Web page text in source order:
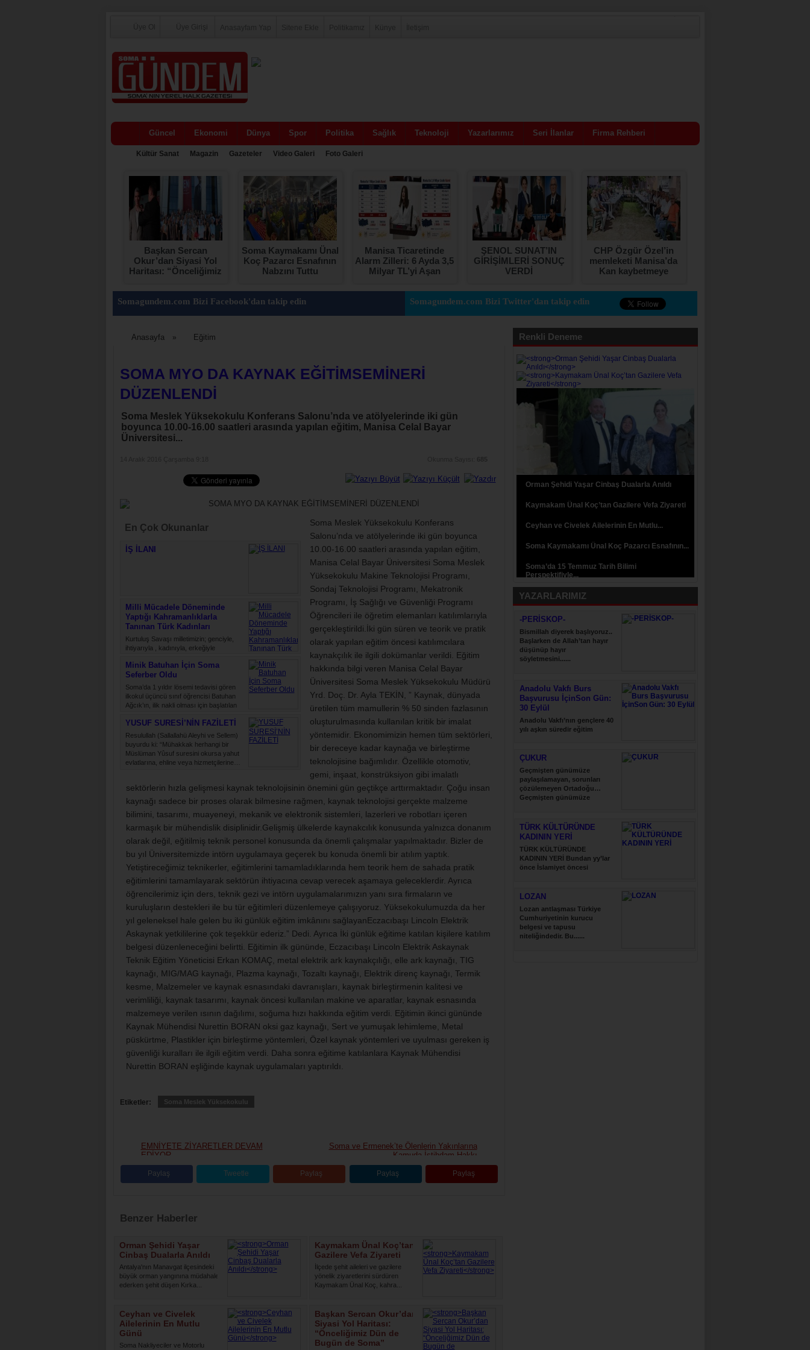
Güncel Ekonomi Dünya Spor Politika Sağlık Teknoloji Yazarlarımız Seri İlanlar Firma Rehberi
Kültür Sanat Magazin Gazeteler Video Galeri Foto Galeri
Başkan Sercan
Okur’dan Siyasi Yol
Haritası: “Önceliğimiz
Soma”
Soma Kaymakamı Ünal
Koç Pazarcı Esnafının
Nabzını Tuttu
Manisa Ticaretinde
Alarm Zilleri: 6 Ayda 3,5
Milyar TL’yi Aşan
Protestolu Senet
ŞENOL SUNAT’IN
GİRİŞİMLERİ SONUÇ
VERDİ
CHP Özgür Özel’in
memleketi Manisa’da
Kan kaybetmeye
Somagundem.com Bizi Facebook'dan takip edin Somagundem.com Bizi Twitter'dan takip edin
Anasayfa » Eğitim
SOMA MYO DA KAYNAK EĞİTİMSEMİNERİ
DÜZENLENDİ
Soma Meslek Yüksekokulu Konferans Salonu’nda ve atölyelerinde iki gün
boyunca 10.00-16.00 saatleri arasında yapılan eğitim, Manisa Celal Bayar
Üniversitesi...
En Çok Okunanlar
İŞ İLANI
Milli Mücadele Döneminde
Yaptığı Kahramanlıklarla
Tanınan Türk Kadınları
Kurtuluş Savaşı milletimizin; genciyle,
ihtiyarıyla , kadınıyla, erkeğiyle
kalım mücadelesidir. Bu savaş, daima
hür…
Minik Batuhan İçin Soma
Seferber Oldu
Soma’da 1 yıldır lösemi tedavisi gören
ilkokul üçüncü sınıf öğrencisi Batuhan
Ağcık’ın, ilik nakli olması için başlatılan
YUSUF SURESİ’NİN FAZİLETİ
Resulullah (Sallallahü Aleyhi ve Sellem)
buyurdu ki: “Mühakkak herhangi bir
Müslüman Yûsuf suresini okursa yahut
evlatlarına, ehline veya hizmetçilerine…
Soma Meslek Yüksekokulu Konferans
Salonu’nda ve atölyelerinde iki gün boyunca
10.00-16.00 saatleri arasında yapılan eğitim,
Manisa Celal Bayar Üniversitesi Soma Meslek
Yüksekokulu Makine Teknolojisi Programı,
Sondaj Teknolojisi Programı, Mekatronik
Programı, İş Sağlığı ve Güvenliği Programı
Öğrencileri ile öğretim elemanları katılımlarıyla
gerçekleştirildi.İki gün süren ve teorik ve pratik
olarak yapılan eğitim öncesi katılımcılara
kaynakçılık ile ilgili dokümanlar verildi. Eğitim
hakkında bilgi veren Manisa Celal Bayar
Üniversitesi Soma Meslek Yüksekokulu Müdürü
Yrd. Doç. Dr. Ayla TEKİN, ” Kaynak, dünyada
üretilen tüm mamullerin % 50 sinden fazlasının
oluşturulmasında kullanılan kritik bir imalat
yöntemidir. Ekonomimizin hemen tüm sektörleri,
bir dereceye kadar kaynağa ve birleştirme
teknolojisine bağımlıdır. Özellikle otomotiv,
gemi, inşaat, konstrüksiyon gibi imalatlı
sektörlerin hızla gelişmesi kaynak teknolojisinin önemini gün geçtikçe arttırmaktadır. Çoğu insan
kaynağı sadece bir proses olarak bilmesine rağmen, kaynak teknolojisi gerçekte malzeme
bilimini, tasarımı, muayeneyi, mekanik ve elektronik sistemleri, lazerleri ve robotları içeren
karmaşık bir mühendislik disiplinidir.Gelişmiş ülkelerde kaynakcılık konusunda yalnızca donanım
olarak değil, eğitilmiş teknik personel konusunda da önemli çalışmalar yapılmaktadır. Bizler de
bu yıl Üniversitemizde intörn uygulamaya geçerek bu konuda önemli bir atılım yaptık.
Yetiştireceğimiz teknikerler, eğitimlerini tamamladıklarında hem teorik hem de sahada pratik
eğitimlerini tamamlayarak sektörün ihtiyacına cevap verecek aşamaya geleceklerdir. Ayrıca
öğrencilerimiz için ders, teknik gezi ve intörn uygulamalarımızın yanı sıra firmaların ve
kuruluşların destekleri ile bu tür eğitimleri düzenlemeye çalışıyoruz. Yüksekokulumuzda da her
yıl geleneksel hale gelen bu iki günlük eğitim imkânını sağlayanEczacıbaşı Lincoln Elektrik
Askaynak yetkililerine çok teşekkür ederiz.” Dedi. Ayrıca İki günlük eğitime katılan kişilere katılım
belgesi düzenleneceğini belirtti. Eğitimin ilk gününde, Eczacıbaşı Lincoln Elektrik Askaynak
Teknik Eğitim Yöneticisi Erkan KOMAÇ, metal elektrik ark kaynakçılığı, elle ark kaynağı, TIG
kaynağı, MIG/MAG kaynağı, Plazma kaynağı, Tozaltı kaynağı, Elektrik direnç kaynağı, Termik
kesme, Malzemeler ve kaynak esnasındaki davranışları, kaynak birleştirmenin kalitesi ve
verimliliği, kaynak tasarımı, kaynak öncesi kullanılan makine ve aparatlar, kaynak esnasında
malzemeye verilen ısının dağılımı, soğuma hızı hakkında eğitim verdi. Eğitimin ikinci gününde
Kaynak Mühendisi Nurettin BORAN oksi gaz kaynağı, Sert ve yumuşak lehimleme, Metal
püskürtme, Plastikler için birleştirme yöntemleri, Özel kaynak yöntemleri ve uyulması gereken iş
güvenliği kuralları ile ilgili eğitim verdi. Daha sonra eğitime katılanlara Kaynak Mühendisi
Nurettin BORAN eşliğinde kaynak uygulamaları yaptırıldı.
Etiketler: Soma Meslek Yüksekokulu
EMNİYETE ZİYARETLER DEVAM
EDİYOR
Soma ve Ermenek’te Ölenlerin Yakınlarına
Kamuda İstihdam Hakkı
Paylaş Tweetle Paylaş Paylaş Paylaş
Benzer Haberler
Orman Şehidi Yaşar
Cinbaş Dualarla Anıldı
Antalya'nın Manavgat ilçesindeki
büyük orman yangınına müdahale
ederken şehit düşen Kırka...
Kaymakam Ünal Koç’tan
Gazilere Vefa Ziyareti
İlçede şehit aileleri ve gazilere
yönelik ziyaretlerini sürdüren
Kaymakam Ünal Koç, kahra...
Ceyhan ve Civelek
Ailelerinin En Mutlu
Günü
Soma Nakliyeciler ve Motorlu
Başkan Sercan Okur’dan
Siyasi Yol Haritası:
“Önceliğimiz Dün de
Bugün de Soma”
Renkli Deneme
Orman Şehidi Yaşar Cinbaş Dualarla Anıldı
Kaymakam Ünal Koç’tan Gazilere Vefa Ziyareti
Ceyhan ve Civelek Ailelerinin En Mutlu...
Soma Kaymakamı Ünal Koç Pazarcı Esnafının...
Soma’da 15 Temmuz Tarih Bilimi
Perspektifiyle...
YAZARLARIMIZ
-PERİSKOP-
Bismillah diyerek başlıyoruz..
Başlarken de Allah’tan hayır
düşünüp hayır
söyletmesini......
Anadolu Vakfı Burs
Başvurusu İçinSon Gün:
30 Eylül
Anadolu Vakfı’nın gençlere 40
yılı aşkın süredir eğitim
ÇUKUR
Geçmişten günümüze
paylaşılamayan, sorunları
çözülemeyen Ortadoğu…
Geçmişten günümüze
TÜRK KÜLTÜRÜNDE
KADININ YERİ
TÜRK KÜLTÜRÜNDE
KADININ YERİ Bundan yy’lar
önce İslamiyet öncesi
LOZAN
Lozan antlaşması Türkiye
Cumhuriyetinin kurucu
belgesi ve tapusu
niteliğindedir. Bu......